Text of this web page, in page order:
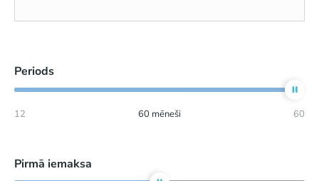
Periods
12 60 mēneši 60
Pirmā iemaksa